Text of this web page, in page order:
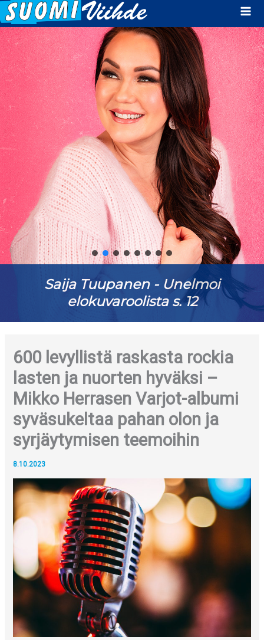
Saija Tuupanen - Unelmoi
elokuvaroolista s. 12
600 levyllistä raskasta rockia
lasten ja nuorten hyväksi –
Mikko Herrasen Varjot-albumi
syväsukeltaa pahan olon ja
syrjäytymisen teemoihin
8.10.2023